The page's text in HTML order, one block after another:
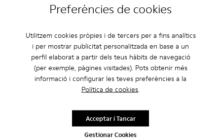
Preferències de cookies
Utilitzem cookies pròpies i de tercers per a fins analítics
i per mostrar publicitat personalitzada en base a un
perfil elaborat a partir dels teus hàbits de navegació
(per exemple, pàgines visitades). Pots obtenir més
informació i configurar les teves preferències a la
Política de cookies.
Gestionar Cookies
Acceptar i Tancar
PU extraïbles Podoactiva® Certified, cordons elàstics i soles
exteriors de Goma BRIDGE® XTRAGRIP.
Una icona de Camper que evoluciona cada temporada. Peu és
la simplicitat funcional inspirada en el peu descalç. Està cosida
garanteix una flexibilitat incomparable i màxima resistència en